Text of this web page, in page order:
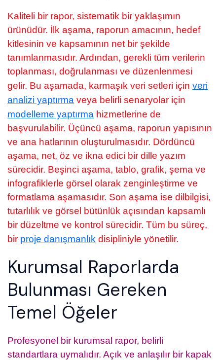
Kaliteli bir rapor, sistematik bir yaklaşımın
ürünüdür. İlk aşama, raporun amacının, hedef
kitlesinin ve kapsamının net bir şekilde
tanımlanmasıdır. Ardından, gerekli tüm verilerin
toplanması, doğrulanması ve düzenlenmesi
gelir. Bu aşamada, karmaşık veri setleri için veri
analizi yaptırma veya belirli senaryolar için
modelleme yaptırma hizmetlerine de
başvurulabilir. Üçüncü aşama, raporun yapısının
ve ana hatlarının oluşturulmasıdır. Dördüncü
aşama, net, öz ve ikna edici bir dille yazım
sürecidir. Beşinci aşama, tablo, grafik, şema ve
infografiklerle görsel olarak zenginleştirme ve
formatlama aşamasıdır. Son aşama ise dilbilgisi,
tutarlılık ve görsel bütünlük açısından kapsamlı
bir düzeltme ve kontrol sürecidir. Tüm bu süreç,
bir proje danışmanlık disipliniyle yönetilir.
Kurumsal Raporlarda
Bulunması Gereken
Temel Öğeler
Profesyonel bir kurumsal rapor, belirli
standartlara uymalıdır. Açık ve anlaşılır bir kapak